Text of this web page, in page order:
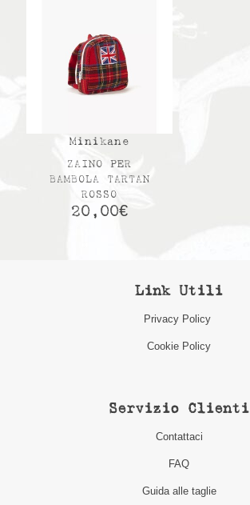
Minikane
ZAINO PER
BAMBOLA TARTAN
ROSSO
20,00€
Link Utili
Privacy Policy
Cookie Policy
Servizio Clienti
Contattaci
FAQ
Guida alle taglie